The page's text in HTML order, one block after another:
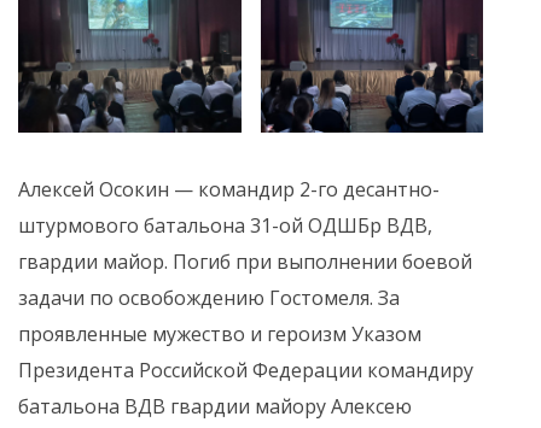
Алексей Осокин — командир 2-го десантно-
штурмового батальона 31-ой ОДШБр ВДВ,
гвардии майор. Погиб при выполнении боевой
задачи по освобождению Гостомеля. За
проявленные мужество и героизм Указом
Президента Российской Федерации командиру
батальона ВДВ гвардии майору Алексею